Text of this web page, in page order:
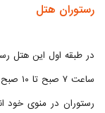
رستوران هتل
ساعت
رستوران در منوی خود